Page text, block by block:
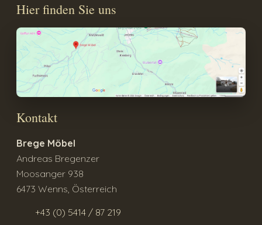
Hier finden Sie uns
Kontakt
Brege Möbel
Andreas Bregenzer
Moosanger 938
6473 Wenns, Österreich
+43 (0) 5414 / 87 219